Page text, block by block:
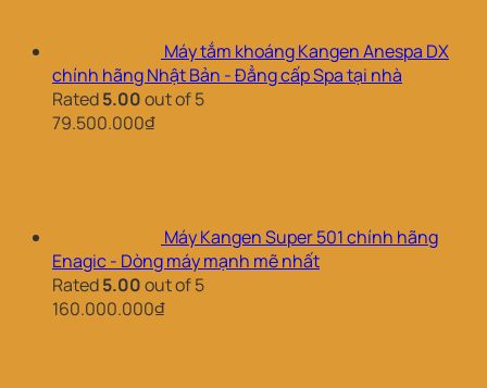
Máy tắm khoáng Kangen Anespa DX
chính hãng Nhật Bản - Đẳng cấp Spa tại nhà
Rated5.00out of 5
79.500.000₫
Máy Kangen Super 501 chính hãng
Enagic - Dòng máy mạnh mẽ nhất
Rated5.00out of 5
160.000.000₫